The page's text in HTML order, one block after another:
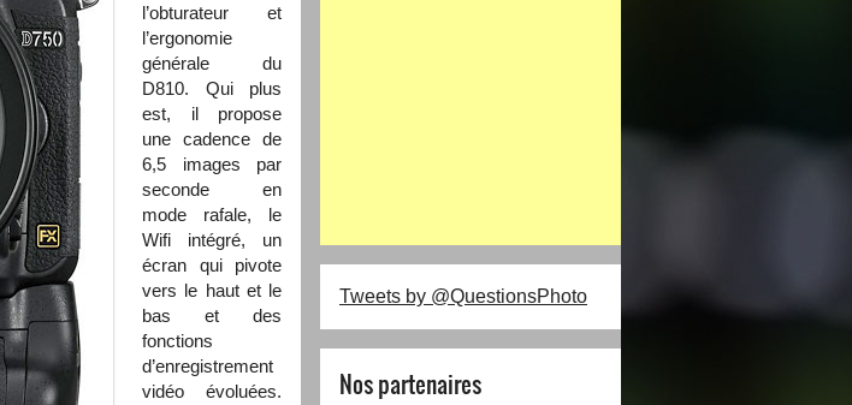
l’obturateur et
l’ergonomie
générale du
D810. Qui plus
est, il propose
une cadence de
6,5 images par
seconde en
mode rafale, le
Wifi intégré, un
écran qui pivote
vers le haut et le
bas et des
fonctions
d’enregistrement
vidéo évoluées.
Tweets by @QuestionsPhoto
Nos partenaires